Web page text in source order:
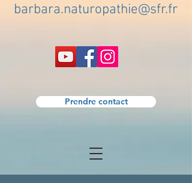
barbara.naturopathie@sfr.fr
Prendre contact